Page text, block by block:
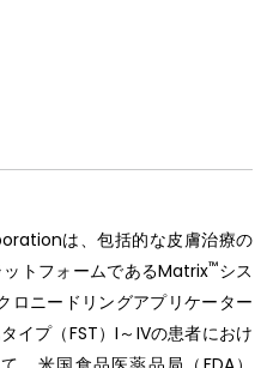
は、包括的な皮膚治療の
トフォームであるMatrix™シス
ロニードリングアプリケーター
イプ（FST）I～IVの患者におけ